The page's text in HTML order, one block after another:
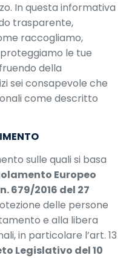
In questa informativa
trasparente,
raccogliamo,
le tue
della
sei consapevole che
come descritto
sulle quali si basa
Europeo
679/2016 del 27
delle persone
e alla libera
in particolare l’art. 13
Legislativo del 10